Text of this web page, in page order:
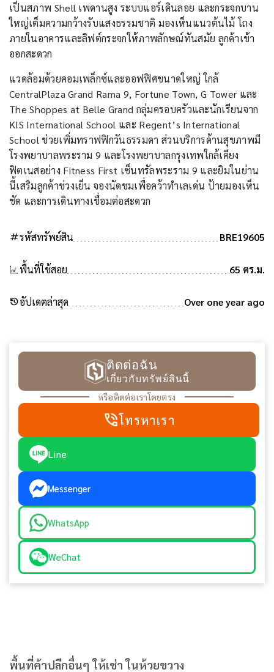
เป็นสภาพ Shell เพดานสูง ระบบแอร์เดินลอย และกระจกบาน
ใหญ่เต็มความกว้างรับแสงธรรมชาติ มองเห็นแนวต้นไม้ โถง
ภายในอาคารและลิฟต์กระจกให้ภาพลักษณ์ทันสมัย ลูกค้าเข้า
ออกสะดวก
แวดล้อมด้วยคอมเพล็กซ์และออฟฟิศขนาดใหญ่ ใกล้
CentralPlaza Grand Rama 9, Fortune Town, G Tower และ
The Shoppes at Belle Grand กลุ่มครอบครัวและนักเรียนจาก
KIS International School และ Regent’s International
School ช่วยเพิ่มทราฟฟิกวันธรรมดา ส่วนบริการด้านสุขภาพมี
โรงพยาบาลพระราม 9 และโรงพยาบาลกรุงเทพใกล้เคียง
ฟิตเนสอย่าง Fitness First เซ็นทรัลพระราม 9 และยิมในย่าน
นี้เสริมลูกค้าช่วงเย็น จองนัดชมเพื่อคว้าทำเลเด่น ป้ายมองเห็น
ชัด และการเดินทางเชื่อมต่อสะดวก
tagรหัสทรัพย์สิน BRE19605
พื้นที่ใช้สอย 65 ตร.ม.
historyอัปเดตล่าสุด Over one year ago
ติดต่อฉัน
เกี่ยวกับทรัพย์สินนี้
หรือติดต่อเราโดยตรง
phone_in_talkโทรหาเรา
Line
Messenger
WhatsApp
WeChat
พื้นที่ค้าปลีกอื่นๆ ให้เช่า ในห้วยขวาง